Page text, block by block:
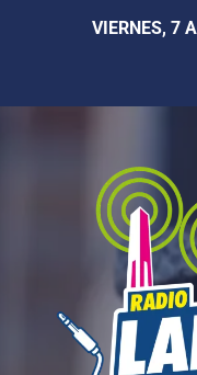
VIERNES, 7